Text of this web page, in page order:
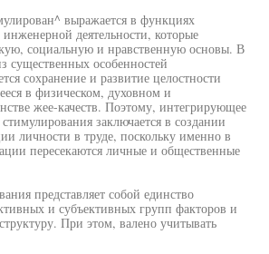
выражается в функциях
деятельности, которые
социальную и нравственную основы. В
существенных особенностей
сохранение и развитие целостности
в физическом, духовном и
жее-качеств. Поэтому, интегрирующее
заключается в создании
личности в труде, поскольку именно в
пересекаются личные и общественные
представляет собой единство
и субъективных групп факторов и
При этом, валено учитывать